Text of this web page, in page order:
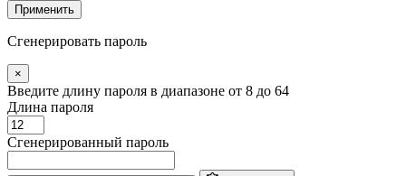
Применить
Сгенерировать пароль
×
Введите длину пароля в диапазоне от 8 до 64
Длина пароля
Сгенерированный пароль